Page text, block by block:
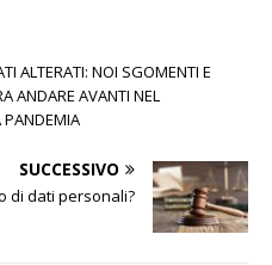
ALTERATI: NOI SGOMENTI E
ANDARE AVANTI NEL
PANDEMIA
SUCCESSIVO
di dati personali?